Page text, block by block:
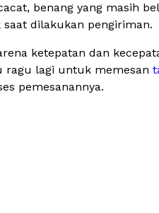
benang yang masih
dilakukan pengiriman.
ketepatan dan
ragu lagi untuk memesan
pemesanannya.